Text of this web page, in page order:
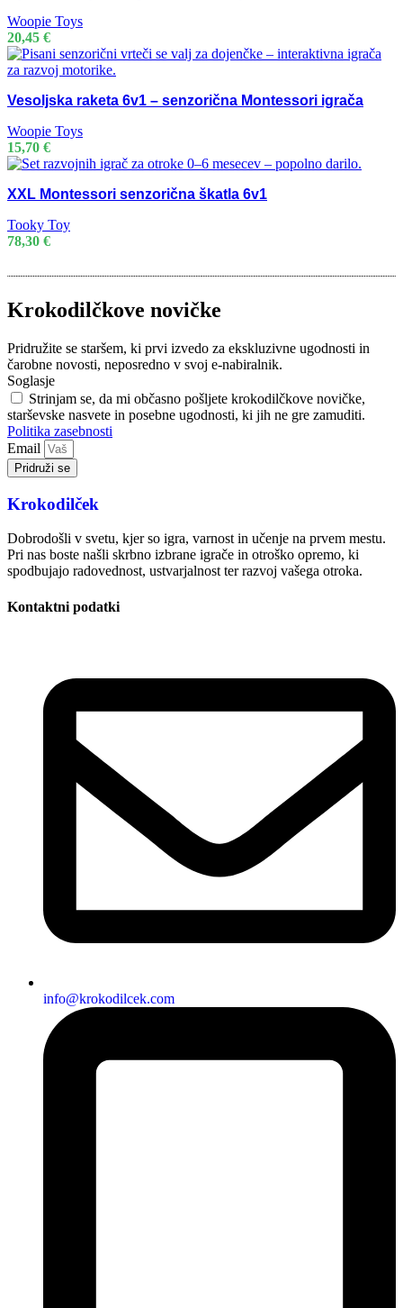
Woopie Toys
20,45 €
Vesoljska raketa 6v1 – senzorična Montessori igrača
Woopie Toys
15,70 €
XXL Montessori senzorična škatla 6v1
Tooky Toy
78,30 €
Krokodilčkove novičke
Pridružite se staršem, ki prvi izvedo za ekskluzivne ugodnosti in
čarobne novosti, neposredno v svoj e-nabiralnik.
Soglasje
Strinjam se, da mi občasno pošljete krokodilčkove novičke,
starševske nasvete in posebne ugodnosti, ki jih ne gre zamuditi.
Politika zasebnosti
Email
Pridruži se
Krokodilček
Dobrodošli v svetu, kjer so igra, varnost in učenje na prvem mestu.
Pri nas boste našli skrbno izbrane igrače in otroško opremo, ki
spodbujajo radovednost, ustvarjalnost ter razvoj vašega otroka.
Kontaktni podatki
info@krokodilcek.com